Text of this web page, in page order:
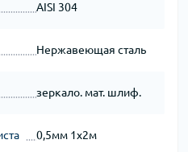
AISI 304
Нержавеющая сталь
зеркало. мат. шлиф.
0,5мм 1х2м